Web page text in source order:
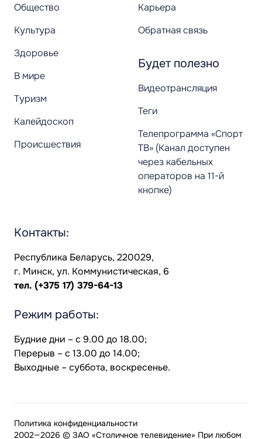
Общество
Культура
Здоровье
В мире
Туризм
Калейдоскоп
Происшествия
Карьера
Обратная связь
Будет полезно
Видеотрансляция
Теги
Телепрограмма «Спорт
ТВ» (Канал доступен
через кабельных
операторов на 11-й
кнопке)
Контакты:
Республика Беларусь, 220029,
г. Минск, ул. Коммунистическая, 6
тел. (+375 17) 379-64-13
Режим работы:
Будние дни – с 9.00 до 18.00;
Перерыв – с 13.00 до 14.00;
Выходные – суббота, воскресенье.
2002—2026 © ЗАО «Столичное телевидение» При любом
Политика конфиденциальности